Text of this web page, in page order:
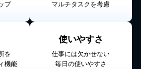
プ
マルチタスクを考慮
を
機能
使いやすさ
仕事には欠かせない
毎日の使いやすさ